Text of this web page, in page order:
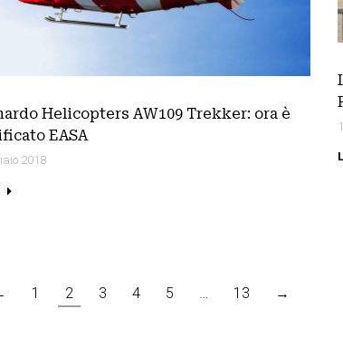
Helicopters AW109 Trekker: ora è
EASA
2018
1 2 3 4 5 13 →